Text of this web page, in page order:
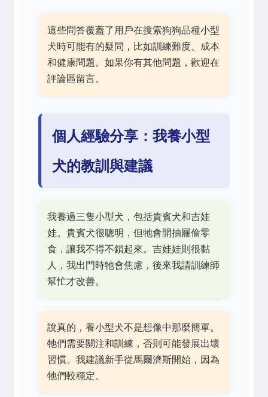
這些問答覆蓋了用戶在搜索狗狗品種小型
犬時可能有的疑問，比如訓練難度、成本
和健康問題。如果你有其他問題，歡迎在
評論區留言。
個人經驗分享：我養小型
犬的教訓與建議
我養過三隻小型犬，包括貴賓犬和吉娃
娃。貴賓犬很聰明，但牠會開抽屜偷零
食，讓我不得不鎖起來。吉娃娃則很黏
人，我出門時牠會焦慮，後來我請訓練師
幫忙才改善。
說真的，養小型犬不是想像中那麼簡單。
牠們需要關注和訓練，否則可能發展出壞
習慣。我建議新手從馬爾濟斯開始，因為
牠們較穩定。